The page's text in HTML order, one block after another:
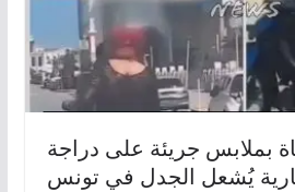
بملابس جريئة على دراجة
يُشعل الجدل في تونس